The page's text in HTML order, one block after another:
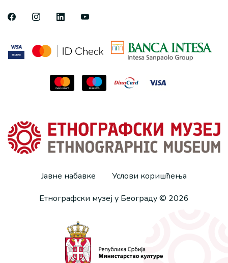
Јавне набавке
Услови коришћења
Етнографски музеј у Београду © 2026